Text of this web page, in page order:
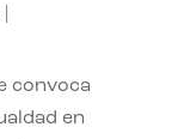
convoca
en